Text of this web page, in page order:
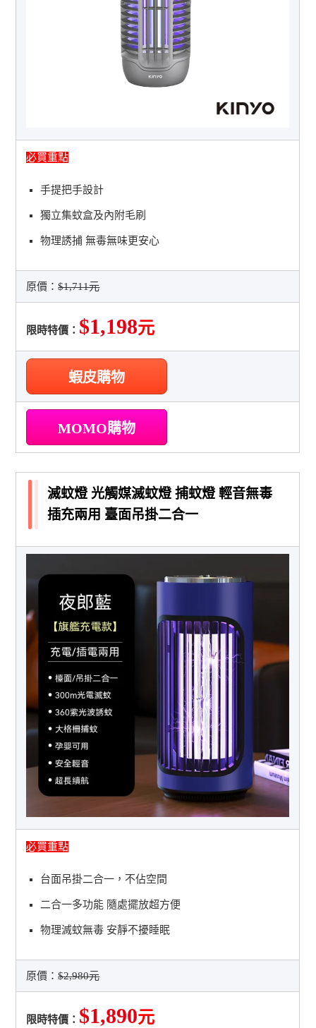
必買重點
手提把手設計
獨立集蚊盒及內附毛刷
物理誘捕 無毒無味更安心
原價：$1,711元
限時特價： $1,198元
蝦皮購物
MOMO購物
滅蚊燈 光觸媒滅蚊燈 捕蚊燈 輕音無毒
插充兩用 臺面吊掛二合一
必買重點
台面吊掛二合一，不佔空間
二合一多功能 隨處擺放超方便
物理滅蚊無毒 安靜不擾睡眠
原價：$2,980元
限時特價： $1,890元